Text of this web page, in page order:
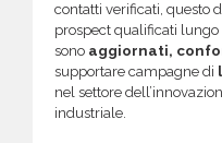
contatti verificati, questo
prospect qualificati lungo
sono aggiornati,
supportare campagne di
nel settore
industriale.